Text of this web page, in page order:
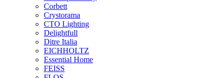
Corbett
Crystorama
CTO Lighting
Delightfull
Ditre Italia
EICHHOLTZ
Essential Home
FEISS